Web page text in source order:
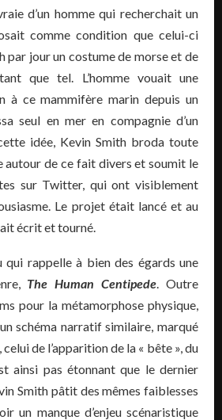
d’un homme qui recherchait un
comme condition que celui-ci
par jour un costume de morse et de
que tel. L’homme vouait une
à ce mammifère marin depuis un
seul en mer en compagnie d’un
idée, Kevin Smith broda toute
autour de ce fait divers et soumit le
sur Twitter, qui ont visiblement
Le projet était lancé et au
écrit et tourné.
rappelle à bien des égards une
The Human Centipede. Outre
pour la métamorphose physique,
schéma narratif similaire, marqué
de l’apparition de la « bête », du
ainsi pas étonnant que le dernier
Smith pâtit des mêmes faiblesses
un manque d’enjeu scénaristique